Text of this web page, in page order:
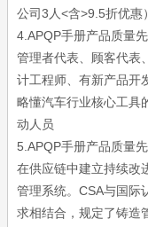
公司3人<含>9.5折优惠
4.APQP手册产品质量
管理者代表、顾客代表
计工程师、有新产品开
略懂汽车行业核心工具
动人员
5.APQP手册产品质量
在供应链中建立持续改
管理系统。CSA与国际
求相结合，规定了铸造